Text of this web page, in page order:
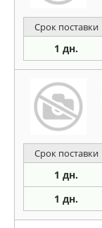
Срок поставки
1 дн.
Срок поставки
1 дн.
1 дн.